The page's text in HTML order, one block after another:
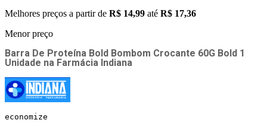
Melhores preços a partir de R$ 14,99 até R$ 17,36
Menor preço
Barra De Proteína Bold Bombom Crocante 60G Bold 1
Unidade na Farmácia Indiana
economize